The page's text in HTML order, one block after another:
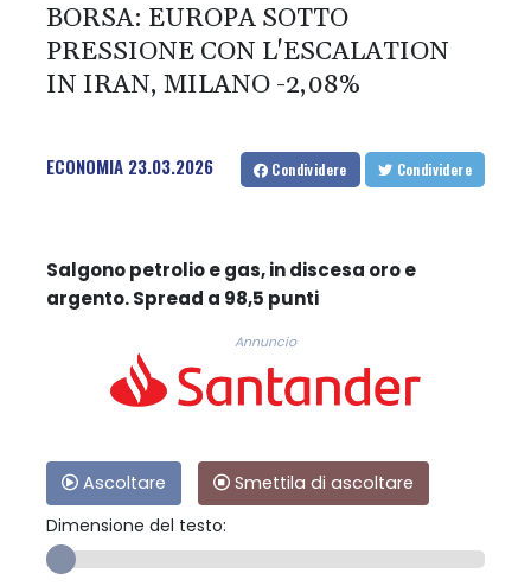
BORSA: EUROPA SOTTO
PRESSIONE CON L'ESCALATION
IN IRAN, MILANO -2,08%
ECONOMIA 23.03.2026 Condividere Condividere
Salgono petrolio e gas, in discesa oro e
argento. Spread a 98,5 punti
Annuncio
Ascoltare
Smettila di ascoltare
Dimensione del testo: